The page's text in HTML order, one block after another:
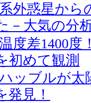
系外惑星から
－大気の分
度差1400度
初めて観測
ッブルが太
発見！